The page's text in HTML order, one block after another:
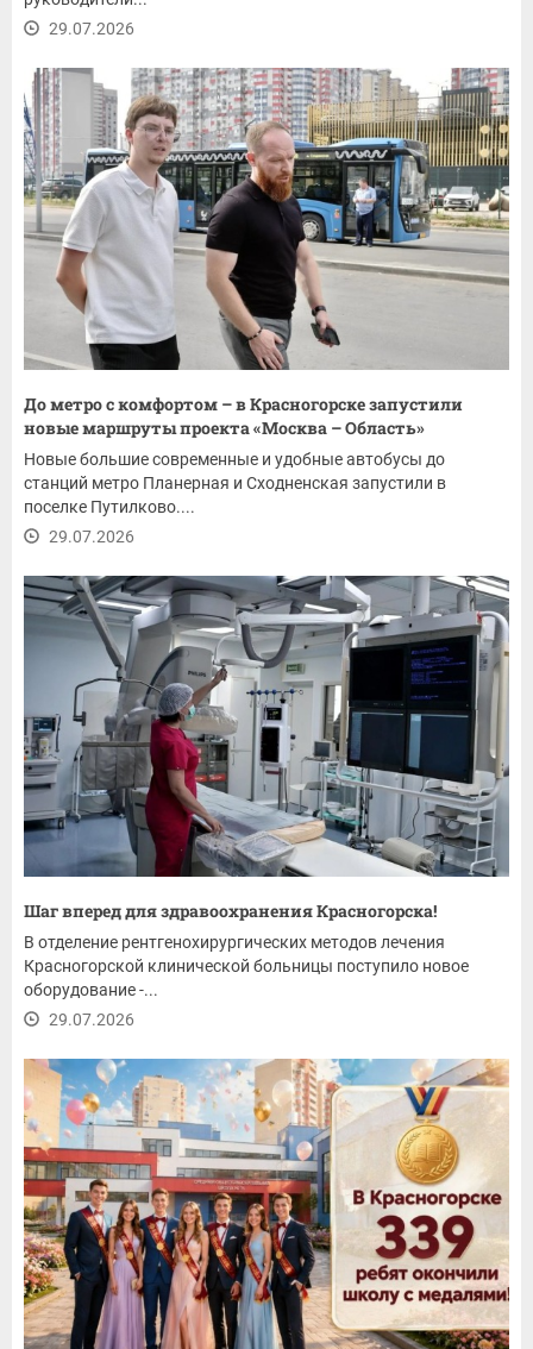
29.07.2026
До метро с комфортом – в Красногорске запустили
новые маршруты проекта «Москва – Область»
Новые большие современные и удобные автобусы до
станций метро Планерная и Сходненская запустили в
поселке Путилково....
29.07.2026
Шаг вперед для здравоохранения Красногорска!
В отделение рентгенохирургических методов лечения
Красногорской клинической больницы поступило новое
оборудование -...
29.07.2026